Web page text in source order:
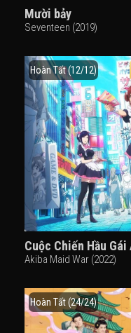
Mười bảy
Seventeen (2019)
Hoàn Tất (12/12)
Akiba Maid War (2022)
Hoàn Tất (24/24)